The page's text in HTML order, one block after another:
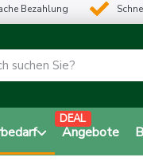
Bezahlung
Angebote
DEAL